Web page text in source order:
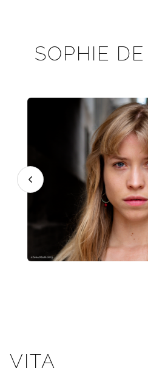
SOPHIE
VITA